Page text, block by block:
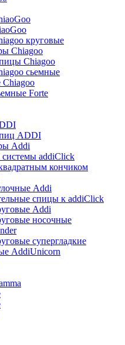
круговые
Chiagoo
Chiagoo
сьемные
Forte
ADDI
Addi
системы addiClick
кончиком
Addi
спицы к addiClick
Addi
носочные
супергладкие
AddiUnicorn